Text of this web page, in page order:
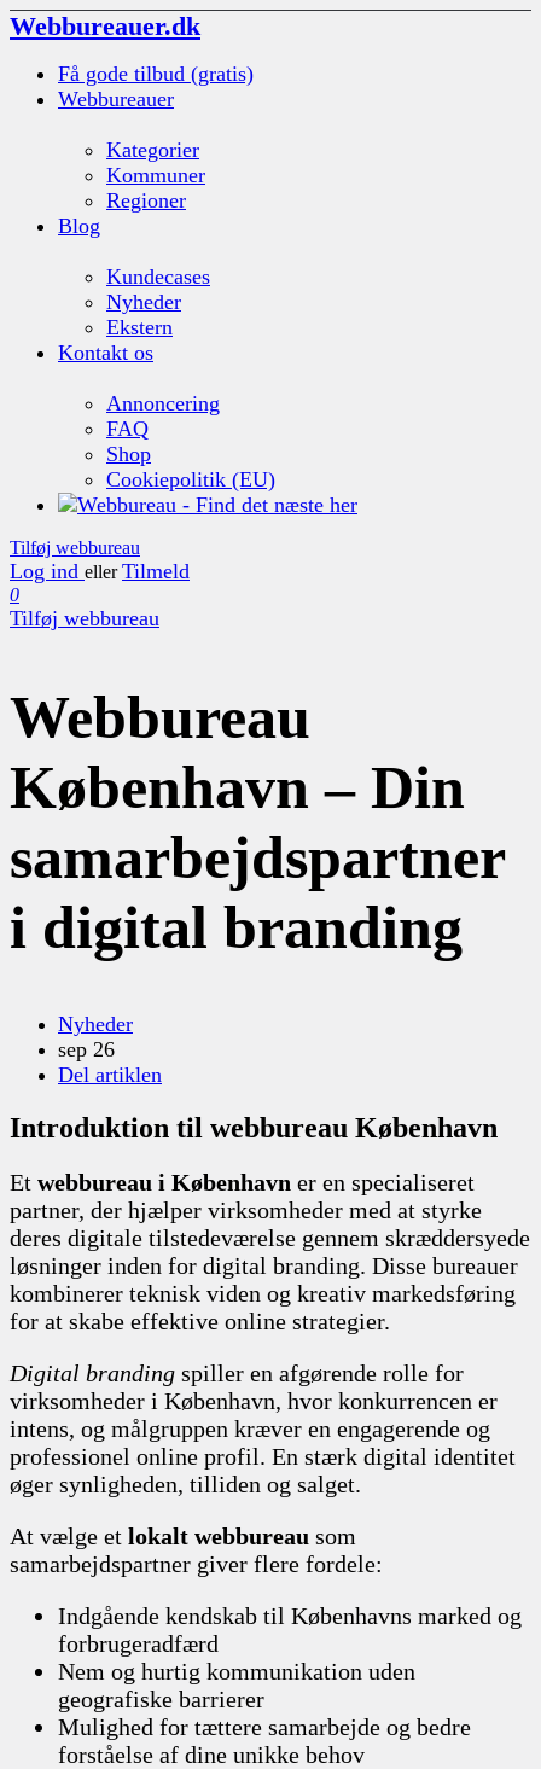
Webbureauer.dk
Få gode tilbud (gratis)
Webbureauer
Kategorier
Kommuner
Regioner
Blog
Kundecases
Nyheder
Ekstern
Kontakt os
Annoncering
FAQ
Shop
Cookiepolitik (EU)
Tilføj webbureau
Log ind eller Tilmeld
0
Tilføj webbureau
Webbureau
København – Din
samarbejdspartner
i digital branding
Nyheder
sep 26
Del artiklen
Introduktion til webbureau København
Et webbureau i København er en specialiseret
partner, der hjælper virksomheder med at styrke
deres digitale tilstedeværelse gennem skræddersyede
løsninger inden for digital branding. Disse bureauer
kombinerer teknisk viden og kreativ markedsføring
for at skabe effektive online strategier.
Digital branding spiller en afgørende rolle for
virksomheder i København, hvor konkurrencen er
intens, og målgruppen kræver en engagerende og
professionel online profil. En stærk digital identitet
øger synligheden, tilliden og salget.
At vælge et lokalt webbureau som
samarbejdspartner giver flere fordele:
Indgående kendskab til Københavns marked og
forbrugeradfærd
Nem og hurtig kommunikation uden
geografiske barrierer
Mulighed for tættere samarbejde og bedre
forståelse af dine unikke behov